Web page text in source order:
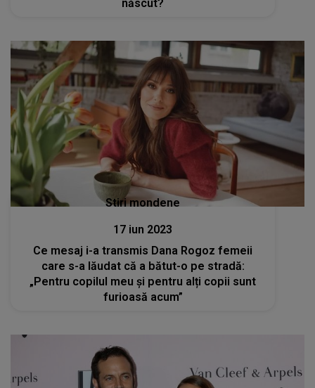
născut?
Stiri mondene
17 iun 2023
Ce mesaj i-a transmis Dana Rogoz femeii
care s-a lăudat că a bătut-o pe stradă:
„Pentru copilul meu și pentru alți copii sunt
furioasă acum”